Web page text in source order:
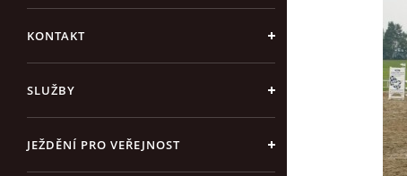
KONTAKT
SLUŽBY
JEŽDĚNÍ PRO VEŘEJNOST